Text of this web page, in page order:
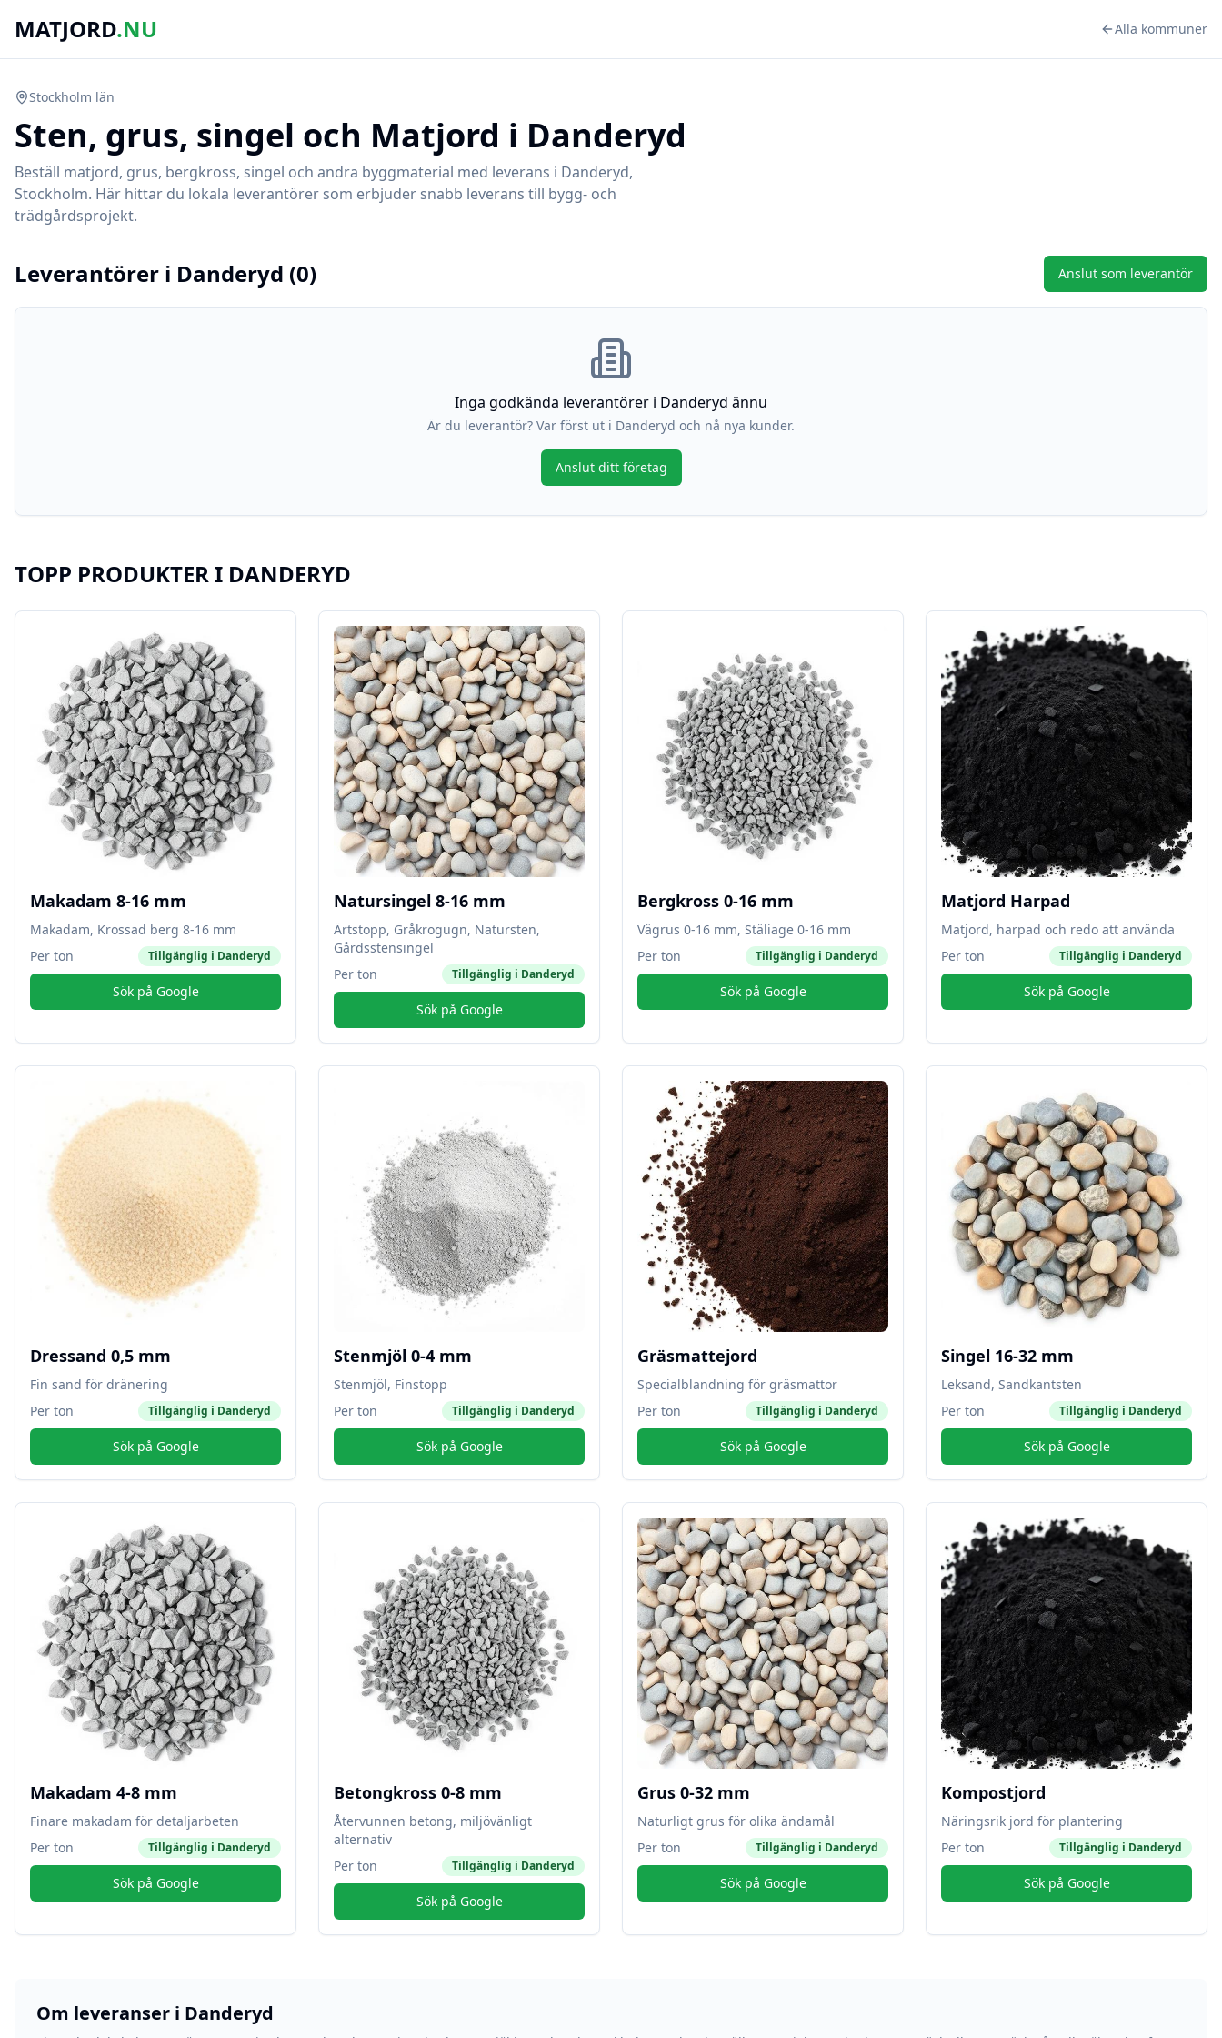
MATJORD.NU Alla kommuner
Stockholm län
Sten, grus, singel och Matjord i Danderyd
Beställ matjord, grus, bergkross, singel och andra byggmaterial med leverans i Danderyd,
Stockholm. Här hittar du lokala leverantörer som erbjuder snabb leverans till bygg- och
trädgårdsprojekt.
Leverantörer i Danderyd (0) Anslut som leverantör
Inga godkända leverantörer i Danderyd ännu
Är du leverantör? Var först ut i Danderyd och nå nya kunder.
Anslut ditt företag
TOPP PRODUKTER I DANDERYD
Makadam 8-16 mm
Makadam, Krossad berg 8-16 mm
Per ton
Tillgänglig i Danderyd
Sök på Google
Natursingel 8-16 mm
Ärtstopp, Gråkrogugn, Natursten,
Gårdsstensingel
Per ton
Tillgänglig i Danderyd
Sök på Google
Bergkross 0-16 mm
Vägrus 0-16 mm, Stäliage 0-16 mm
Per ton
Tillgänglig i Danderyd
Sök på Google
Matjord Harpad
Matjord, harpad och redo att använda
Per ton
Tillgänglig i Danderyd
Sök på Google
Dressand 0,5 mm
Fin sand för dränering
Per ton
Tillgänglig i Danderyd
Sök på Google
Stenmjöl 0-4 mm
Stenmjöl, Finstopp
Per ton
Tillgänglig i Danderyd
Sök på Google
Gräsmattejord
Specialblandning för gräsmattor
Per ton
Tillgänglig i Danderyd
Sök på Google
Singel 16-32 mm
Leksand, Sandkantsten
Per ton
Tillgänglig i Danderyd
Sök på Google
Makadam 4-8 mm
Finare makadam för detaljarbeten
Per ton
Tillgänglig i Danderyd
Sök på Google
Betongkross 0-8 mm
Återvunnen betong, miljövänligt
alternativ
Per ton
Tillgänglig i Danderyd
Sök på Google
Grus 0-32 mm
Naturligt grus för olika ändamål
Per ton
Tillgänglig i Danderyd
Sök på Google
Kompostjord
Näringsrik jord för plantering
Per ton
Tillgänglig i Danderyd
Sök på Google
Om leveranser i Danderyd